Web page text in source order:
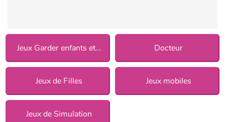
Jeux Garder enfants et animaux Docteur
Jeux de Filles Jeux mobiles
Jeux de Simulation